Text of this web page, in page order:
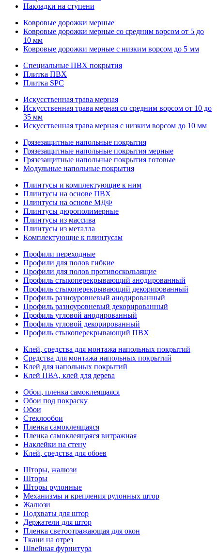
Накладки на ступени
Ковровые дорожки мерные
Ковровые дорожки мерные со средним ворсом от 5 до
10 мм
Ковровые дорожки мерные с низким ворсом до 5 мм
Специальные ПВХ покрытия
Плитка ПВХ
Плитка SPC
Искуccтвенная трава мерная
Искусственная трава мерная со средним ворсом от 10 до
35 мм
Искусственная трава мерная с низким ворсом до 10 мм
Грязезащитные напольные покрытия
Грязезащитные напольные покрытия мерные
Грязезащитные напольные покрытия готовые
Модульные напольные покрытия
Плинтусы и комплектующие к ним
Плинтусы на основе ПВХ
Плинтусы на основе МДФ
Плинтусы дюрополимерные
Плинтусы из массива
Плинтусы из металла
Комплектующие к плинтусам
Профили переходные
Профили для полов гибкие
Профили для полов противоскользящие
Профиль стыкоперекрывающий анодированный
Профиль стыкоперекрывающий декорированный
Профиль разноуровневый анодированный
Профиль разноуровневый декорированный
Профиль угловой анодированный
Профиль угловой декорированный
Профиль стыкоперекрывающий ПВХ
Клей, средства для монтажа напольных покрытий
Средства для монтажа напольных покрытий
Клей для напольных покрытий
Клей ПВА, клей для дерева
Обои, пленка самоклеящаяся
Обои под покраску
Обои
Стеклообои
Пленка самоклеящаяся
Пленка самоклеящаяся витражная
Наклейки на стену
Клей, средства для обоев
Шторы, жалюзи
Шторы
Шторы рулонные
Механизмы и крепления рулонных штор
Жалюзи
Подхваты для штор
Держатели для штор
Пленка светоотражающая для окон
Ткани на отрез
Швейная фурнитура